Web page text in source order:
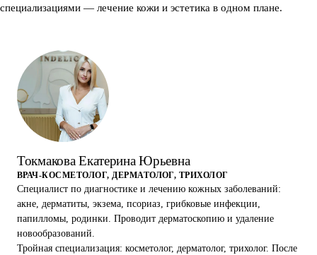
специализациями — лечение кожи и эстетика в одном плане.
Е.Ю.
Токмакова Екатерина Юрьевна
ВРАЧ-КОСМЕТОЛОГ, ДЕРМАТОЛОГ, ТРИХОЛОГ
Специалист по диагностике и лечению кожных заболеваний:
акне, дерматиты, экзема, псориаз, грибковые инфекции,
папилломы, родинки. Проводит дерматоскопию и удаление
новообразований.
Тройная специализация: косметолог, дерматолог, трихолог. После